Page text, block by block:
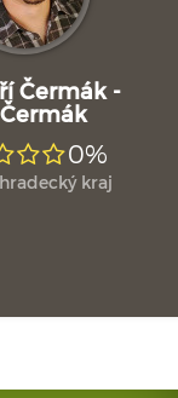
Čermák -
0%
kraj